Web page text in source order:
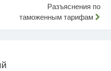
Разъяснения по
таможенным тарифам